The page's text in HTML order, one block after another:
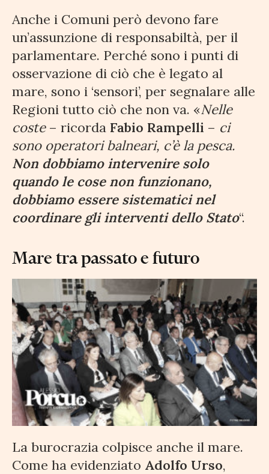
Anche i Comuni però devono fare
un’assunzione di responsabiltà, per il
parlamentare. Perché sono i punti di
osservazione di ciò che è legato al
mare, sono i ‘sensori’, per segnalare alle
Regioni tutto ciò che non va. «Nelle
coste– ricorda Fabio Rampelli – ci
sono operatori balneari, c’è la pesca.
Non dobbiamo intervenire solo
quando le cose non funzionano,
dobbiamo essere sistematici nel
coordinare gli interventi dello Stato“.
Mare tra passato e futuro
La burocrazia colpisce anche il mare.
Come ha evidenziato Adolfo Urso,